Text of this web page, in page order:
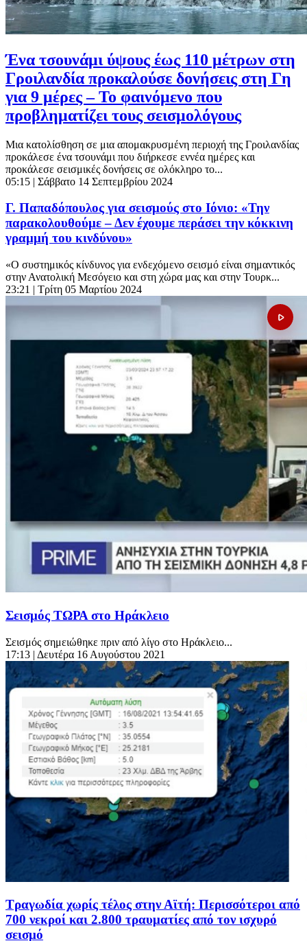
Ένα τσουνάμι ύψους έως 110 μέτρων στη
Γροιλανδία προκαλούσε δονήσεις στη Γη
για 9 μέρες – Το φαινόμενο που
προβληματίζει τους σεισμολόγους
Μια κατολίσθηση σε μια απομακρυσμένη περιοχή της Γροιλανδίας
προκάλεσε ένα τσουνάμι που διήρκεσε εννέα ημέρες και
προκάλεσε σεισμικές δονήσεις σε ολόκληρο το...
05:15 | Σάββατο 14 Σεπτεμβρίου 2024
Γ. Παπαδόπουλος για σεισμούς στο Ιόνιο: «Την
παρακολουθούμε – Δεν έχουμε περάσει την κόκκινη
γραμμή του κινδύνου»
«Ο συστημικός κίνδυνος για ενδεχόμενο σεισμό είναι σημαντικός
στην Ανατολική Μεσόγειο και στη χώρα μας και στην Τουρκ...
23:21 | Τρίτη 05 Μαρτίου 2024
Σεισμός ΤΩΡΑ στο Ηράκλειο
Σεισμός σημειώθηκε πριν από λίγο στο Ηράκλειο...
17:13 | Δευτέρα 16 Αυγούστου 2021
Τραγωδία χωρίς τέλος στην Αϊτή: Περισσότεροι από
700 νεκροί και 2.800 τραυματίες από τον ισχυρό
σεισμό